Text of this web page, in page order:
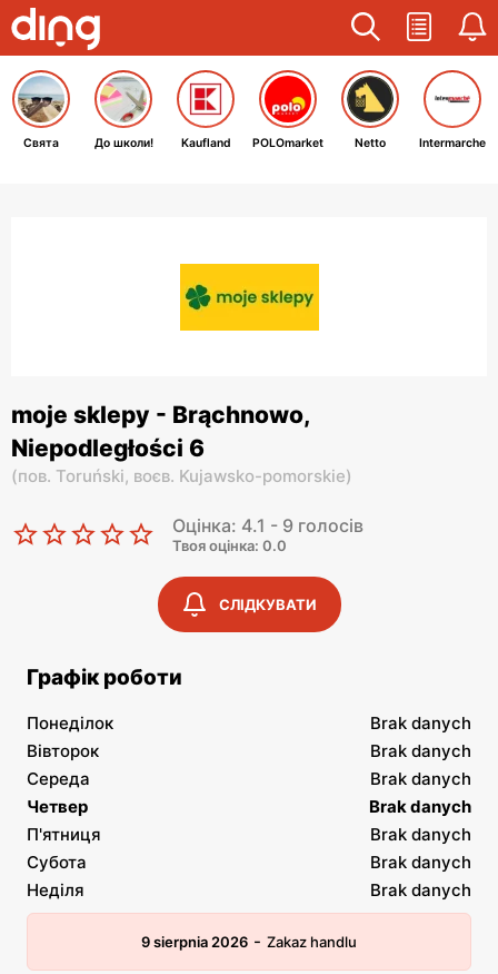
Свята До школи! Kaufland POLOmarket Netto Intermarche
moje sklepy - Brąchnowo,
Niepodległości 6
(пов. Toruński, воєв. Kujawsko-pomorskie)
Оцінка: 4.1 - 9 голосів
Твоя оцінка: 0.0
СЛІДКУВАТИ
Графік роботи
Понеділок
Brak danych
Вівторок
Brak danych
Середа
Brak danych
Четвер
Brak danych
П'ятниця
Brak danych
Субота
Brak danych
Неділя
Brak danych
9 sierpnia 2026 - Zakaz handlu